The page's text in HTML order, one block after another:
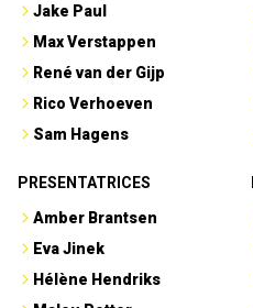
Jake Paul
Max Verstappen
René van der Gijp
Rico Verhoeven
Sam Hagens
PRESENTATRICES
Amber Brantsen
Eva Jinek
Hélène Hendriks